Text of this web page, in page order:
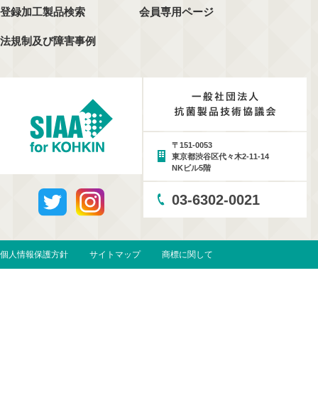
登録加工製品検索
法規制及び障害事例
会員専用ページ
〒151-0053
東京都渋谷区代々木2-11-14
NKビル5階
03-6302-0021
個人情報保護方針 サイトマップ 商標に関して